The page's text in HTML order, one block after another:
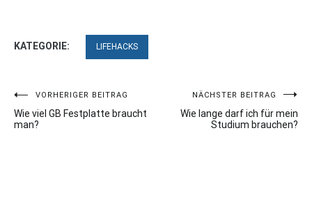
KATEGORIE: LIFEHACKS
Beitragsnavigation
VORHERIGER BEITRAG
Wie viel GB Festplatte braucht
man?
NÄCHSTER BEITRAG
Wie lange darf ich für mein
Studium brauchen?